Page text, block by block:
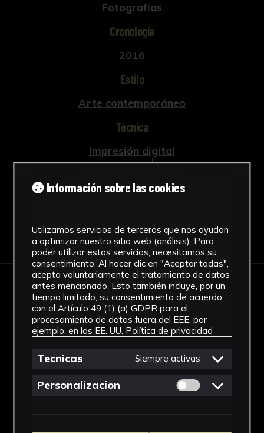
Fotografías
Cronología
2016
Estilo
Arte contemporáneo
Técnica
Impresión digital
Ver más
Descargar Ficha
IMÁGENES
Información sobre las cookies
Utilizamos servicios de terceros que nos ayudan
a optimizar nuestro sitio web (análisis). Para
poder utilizar estos servicios, necesitamos su
consentimiento. Al hacer clic en "Aceptar todas",
acepta voluntariamente el tratamiento de datos
antes mencionado. Esto también incluye, por un
tiempo limitado, su consentimiento de acuerdo
con el Artículo 49 (1) (a) GDPR para el
procesamiento de datos fuera del EEE, por
ejemplo, en los EE. UU. Política de privacidad
Tecnicas Siempre activas
Personalizacion Permitir cookies